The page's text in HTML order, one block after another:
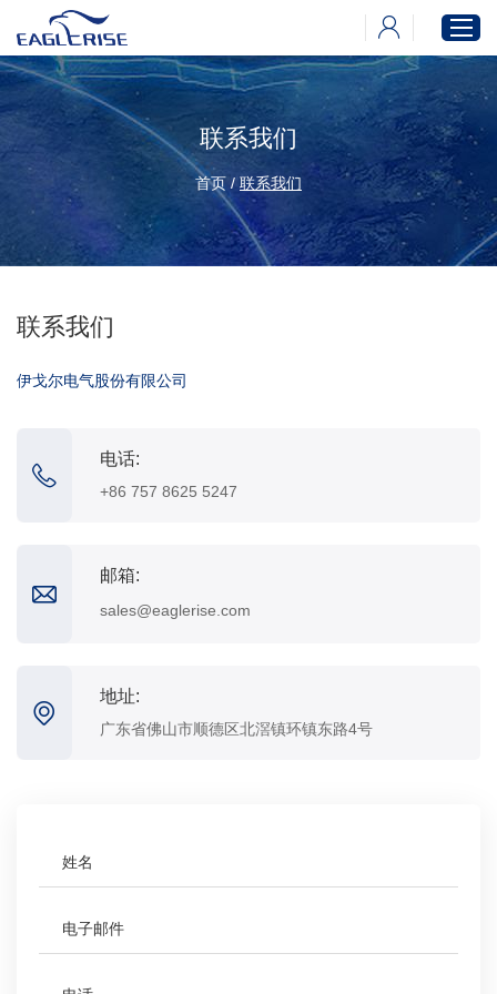
首页
产品中心
新闻中心
下载中心
联系我们
首页 / 联系我们
联系我们
伊戈尔电气股份有限公司
电话:
+86 757 8625 5247
邮箱:
sales@eaglerise.com
地址:
广东省佛山市顺德区北滘镇环镇东路4号